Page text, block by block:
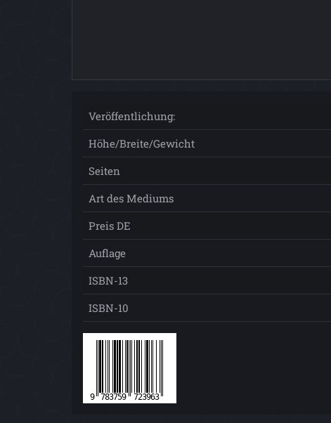
Veröffentlichung:
Höhe/Breite/Gewicht
Seiten
Art des Mediums
Preis DE
Auflage
ISBN-13
ISBN-10